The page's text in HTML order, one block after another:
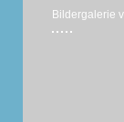
Bildergalerie